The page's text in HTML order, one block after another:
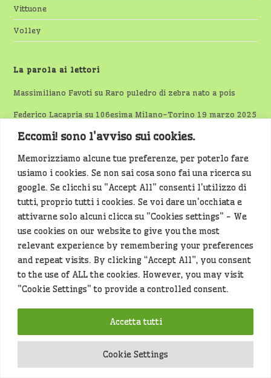
Eccomi! sono l'avviso sui cookies.
Memorizziamo alcune tue preferenze, per poterlo fare
usiamo i cookies. Se non sai cosa sono fai una ricerca su
google. Se clicchi su "Accept All" consenti l'utilizzo di
tutti, proprio tutti i cookies. Se voi dare un'occhiata e
attivarne solo alcuni clicca su "Cookies settings" - We
use cookies on our website to give you the most
relevant experience by remembering your preferences
and repeat visits. By clicking “Accept All”, you consent
to the use of ALL the cookies. However, you may visit
"Cookie Settings" to provide a controlled consent.
Cookie Settings
Accetta tutti
Vittuone
Volley
La parola ai lettori
Massimiliano Favoti suRaro puledro di zebra nato a pois
Federico Lacapria su 106esima Milano-Torino 19 marzo 2025
BidenalrogosuVIGEVANO-VISTARINO
PaolaSpecchersuRaro puledro di zebra nato a pois
Ciclismo : Cresce l’attesa a Borgomanero per il Gran
Piemonte 2024 – di Federico La Capria
Spondeticino non rappresenta una testata giornalistica,
in quanto viene aggiornato senza una periodicità
prestabilita. Pertanto, ai sensi della legge n. 62 del
7/3/2001, non può essere considerato un prodotto